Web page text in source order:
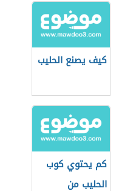
كيف يصنع الحليب
كم يحتوي كوب
الحليب من